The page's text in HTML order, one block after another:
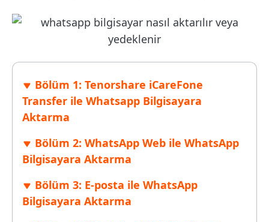
Bölüm 1: Tenorshare iCareFone
Transfer ile Whatsapp Bilgisayara
Aktarma
Bölüm 2: WhatsApp Web ile WhatsApp
Bilgisayara Aktarma
Bölüm 3: E-posta ile WhatsApp
Bilgisayara Aktarma